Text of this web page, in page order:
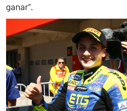
ganar”.